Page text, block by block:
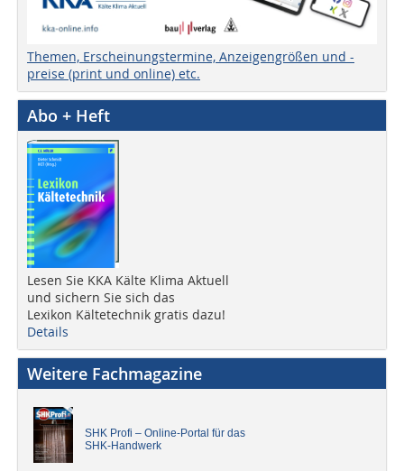
Themen, Erscheinungstermine, Anzeigengrößen und -
preise (print und online) etc.
Abo + Heft
Lesen Sie KKA Kälte Klima Aktuell
und sichern Sie sich das
Lexikon Kältetechnik gratis dazu!
Details
Weitere Fachmagazine
SHK Profi – Online-Portal für das
SHK-Handwerk